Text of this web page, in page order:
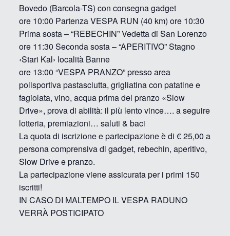
Bovedo (Barcola-TS) con consegna gadget
ore 10:00 Partenza VESPA RUN (40 km) ore 10:30
Prima sosta – “REBECHIN” Vedetta di San Lorenzo
ore 11:30 Seconda sosta – “APERITIVO” Stagno
‹Stari Kal› località Banne
ore 13:00 “VESPA PRANZO” presso area
polisportiva pastasciutta, grigliatina con patatine e
fagiolata, vino, acqua prima del pranzo «Slow
Drive», prova di abilità: il più lento vince…. a seguire
lotteria, premiazioni… saluti & baci
La quota di iscrizione e partecipazione è di € 25,00 a
persona comprensiva di gadget, rebechin, aperitivo,
Slow Drive e pranzo.
La partecipazione viene assicurata per i primi 150
iscritti!
IN CASO DI MALTEMPO IL VESPA RADUNO
VERRÀ POSTICIPATO